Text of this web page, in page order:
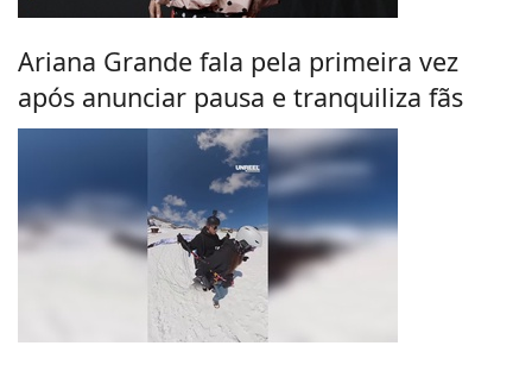
Ariana Grande fala pela primeira vez
após anunciar pausa e tranquiliza fãs